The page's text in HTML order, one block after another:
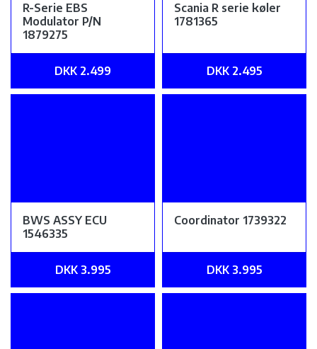
R-Serie EBS
Modulator P/N
1879275
DKK 2.499
Scania R serie køler
1781365
DKK 2.495
BWS ASSY ECU
1546335
DKK 3.995
Coordinator 1739322
DKK 3.995